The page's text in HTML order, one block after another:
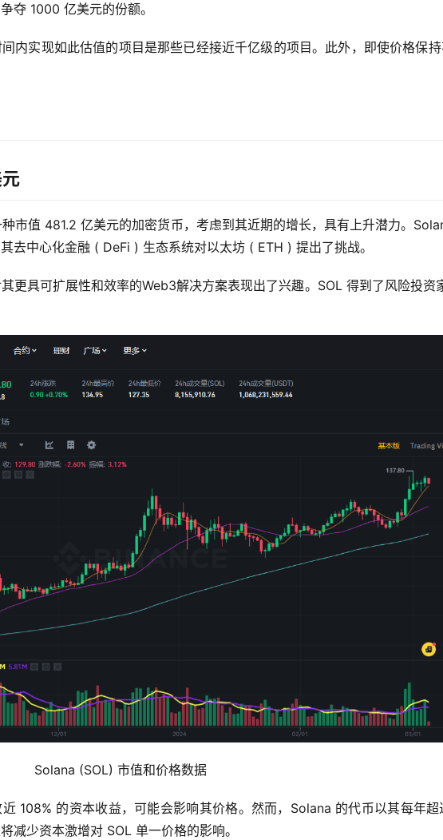
夺 1000 亿美元的份额。
内实现如此估值的项目是那些已经接近千亿级的项目。此外，即使价格保
市值 481.2 亿美元的加密货币，考虑到其近期的增长，具有上升潜力。
去中心化金融 ( DeFi ) 生态系统对以太坊 ( ETH ) 提出了挑战。
更具可扩展性和效率的Web3解决方案表现出了兴趣。SOL 得到了风险投资
市值和价格数据
108% 的资本收益，可能会影响其价格。然而，Solana 的代币以其每年超
减少资本激增对 SOL 单一价格的影响。